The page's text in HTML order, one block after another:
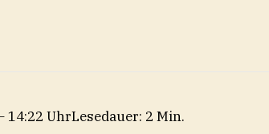
14:22 UhrLesedauer: 2 Min.